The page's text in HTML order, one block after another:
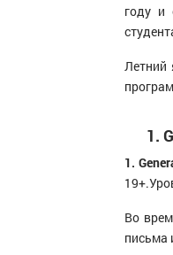
году и
Летний
1.
1.
Во
письма